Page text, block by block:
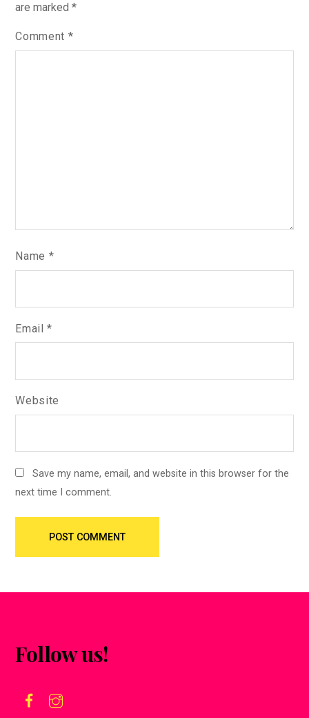
are marked*
Comment *
Name *
Email*
Website
Save my name, email, and website in this browser for the
next time I comment.
Follow us!